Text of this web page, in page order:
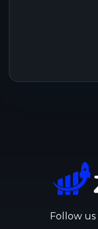
Follow us